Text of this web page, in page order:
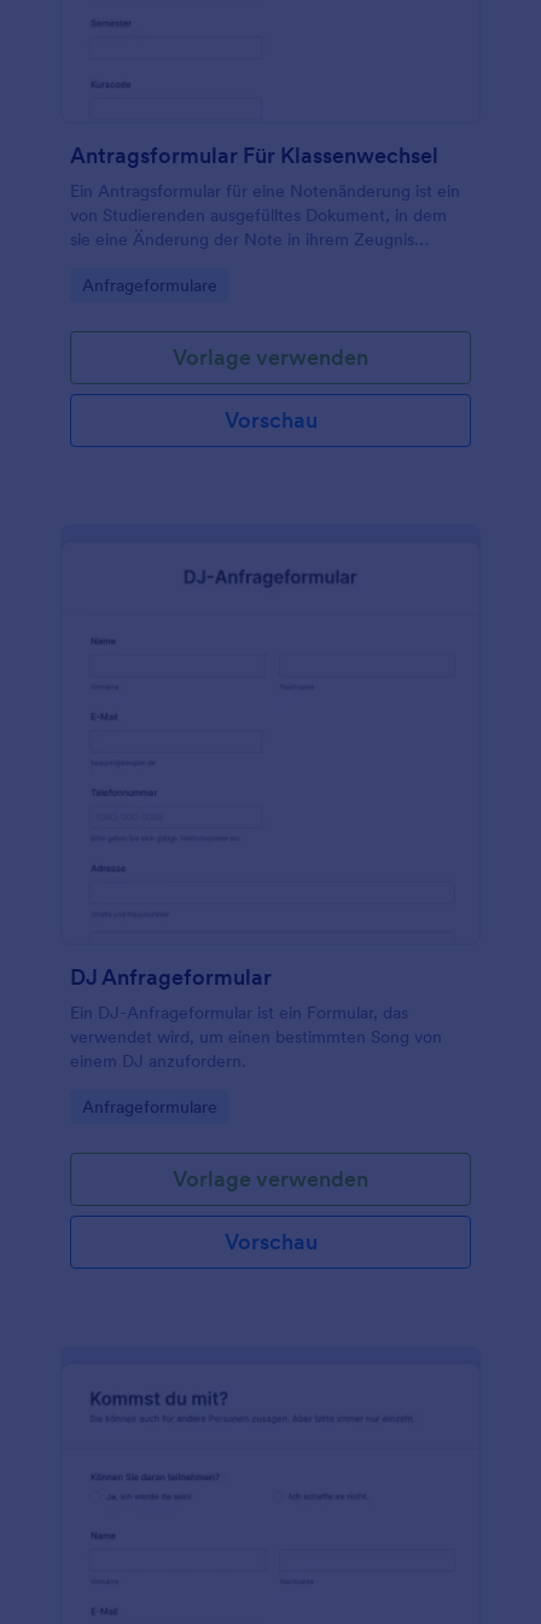
Antragsformular Für Klassenwechsel
Ein Antragsformular für eine Notenänderung ist ein
von Studierenden ausgefülltes Dokument, in dem
sie eine Änderung der Note in ihrem Zeugnis
Go to Category:
Anfrageformulare
Vorlage verwenden
Vorschau
DJ Anfrageformular
Ein DJ-Anfrageformular ist ein Formular, das
verwendet wird, um einen bestimmten Song von
einem DJ anzufordern.
Go to Category:
Anfrageformulare
Vorlage verwenden
Vorschau